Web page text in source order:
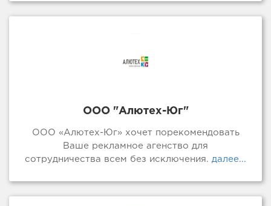
ООО "Алютех-Юг"
ООО «Алютех-Юг» хочет порекомендовать
Ваше рекламное агенство для
сотрудничества всем без исключения. далее...